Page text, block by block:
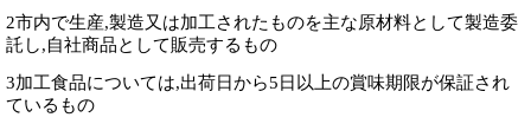
2市内で生産,製造又は加工されたものを主な原材料として製造委
託し,自社商品として販売するもの
3加工食品については,出荷日から5日以上の賞味期限が保証され
ているもの